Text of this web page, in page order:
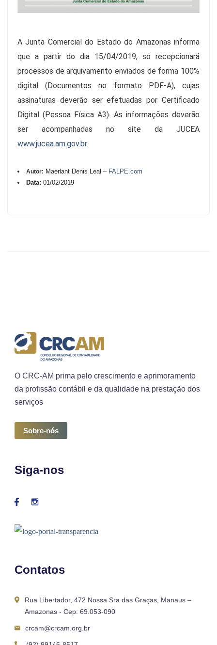
A Junta Comercial do Estado do Amazonas informa
que a partir do dia 15/04/2019, só recepcionará
processos de arquivamento enviados de forma 100%
digital (Documentos no formato PDF-A), cujas
assinaturas deverão ser efetuadas por Certificado
Digital (Pessoa Física A3). As informações deverão
ser acompanhadas no site da JUCEA
www.jucea.am.gov.br.
Autor: Maerlant Denis Leal – FALPE.com
Data: 01/02/2019
O CRC-AM prima pelo crescimento e aprimoramento
da profissão contábil e da qualidade na prestação dos
serviços
Sobre-nós
Siga-nos
Contatos
Rua Libertador, 472 Nossa Sra das Graças, Manaus –
Amazonas - Cep: 69.053-090
crcam@crcam.org.br